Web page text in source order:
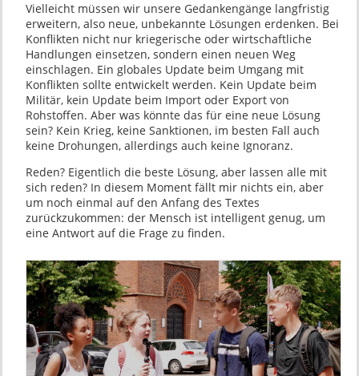
Vielleicht müssen wir unsere Gedankengänge langfristig
erweitern, also neue, unbekannte Lösungen erdenken. Bei
Konflikten nicht nur kriegerische oder wirtschaftliche
Handlungen einsetzen, sondern einen neuen Weg
einschlagen. Ein globales Update beim Umgang mit
Konflikten sollte entwickelt werden. Kein Update beim
Militär, kein Update beim Import oder Export von
Rohstoffen. Aber was könnte das für eine neue Lösung
sein? Kein Krieg, keine Sanktionen, im besten Fall auch
keine Drohungen, allerdings auch keine Ignoranz.
Reden? Eigentlich die beste Lösung, aber lassen alle mit
sich reden? In diesem Moment fällt mir nichts ein, aber
um noch einmal auf den Anfang des Textes
zurückzukommen: der Mensch ist intelligent genug, um
eine Antwort auf die Frage zu finden.